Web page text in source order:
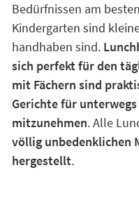
Bedürfnissen am
Kindergarten sind
handhaben sind.
sich perfekt für den
mit Fächern sind
Gerichte für
mitzunehmen. Alle
völlig unbedenklichen
hergestellt.